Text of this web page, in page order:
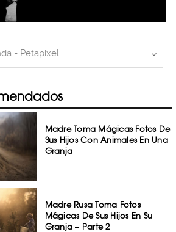
- Petapixel
Madre Toma Mágicas Fotos De
Sus Hijos Con Animales En Una
Granja
Madre Rusa Toma Fotos
Mágicas De Sus Hijos En Su
Granja – Parte 2